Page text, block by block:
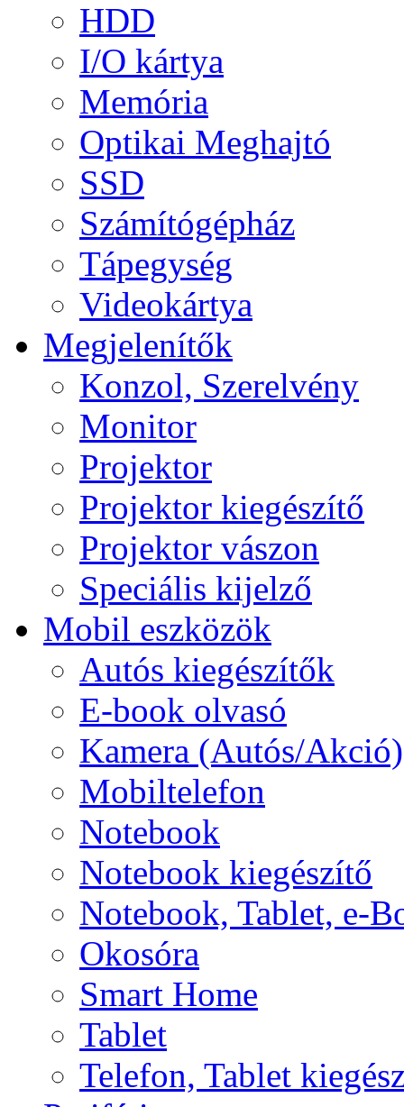
HDD
I/O kártya
Memória
Optikai Meghajtó
SSD
Számítógépház
Tápegység
Videokártya
Megjelenítők
Konzol, Szerelvény
Monitor
Projektor
Projektor kiegészítő
Projektor vászon
Speciális kijelző
Mobil eszközök
Autós kiegészítők
E-book olvasó
Kamera (Autós/Akció)
Mobiltelefon
Notebook
Notebook kiegészítő
Notebook, Tablet, e-
Okosóra
Smart Home
Tablet
Telefon, Tablet